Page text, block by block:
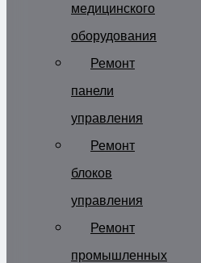
медицинского
оборудования
Ремонт
панели
управления
Ремонт
блоков
управления
Ремонт
промышленных